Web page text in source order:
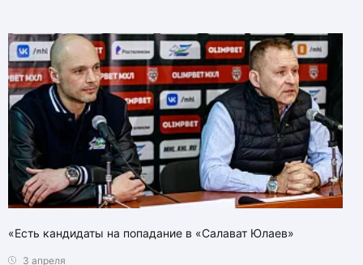
«Есть кандидаты на попадание в «Салават Юлаев»
3 апреля